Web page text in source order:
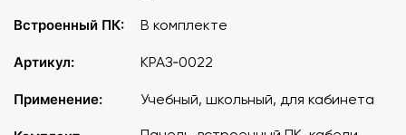
Встроенный ПК:
В комплекте
Артикул: КРАЗ‑0022
Применение: Учебный, школьный, для кабинета